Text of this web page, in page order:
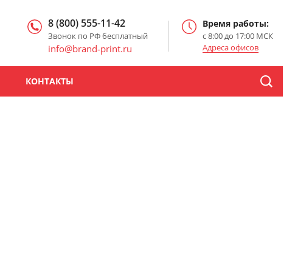
8 (800) 555-11-42
Звонок по РФ бесплатный
info@brand-print.ru
Время работы:
с 8:00 до 17:00 МСК
Адреса офисов
КОНТАКТЫ